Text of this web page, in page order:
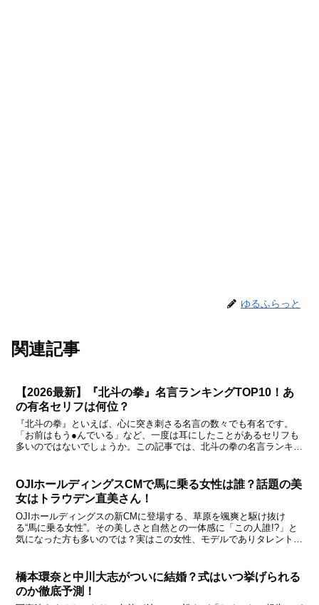
ゆるふらっと
関連記事
【2026最新】『北斗の拳』名言ランキングTOP10！あ
の有名セリフは何位？
『北斗の拳』といえば、心に突き刺さる名言の数々でも有名です。
「お前はもう●んでいる」など、一度は耳にしたことがあるセリフも
多いのではないでしょうか。この記事では、北斗の拳の名言ランキン
OJIホールディングスCMで馬に乗る女性は誰？話題の美
女はトラウデン直美さん！
OJIホールディングスの新CMに登場する、草原を颯爽と駆け抜け
る“馬に乗る女性”。その美しさと自然との一体感に「この人誰!?」と
気になった方も多いのでは？実はこの女性、モデルでありタレントの
橋本環奈と中川大志がついに結婚？式はいつ挙げられる
のか徹底予測！